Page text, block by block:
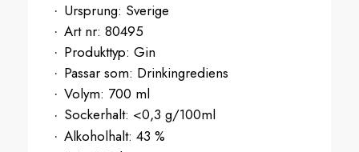
Ursprung: Sverige
Art nr: 80495
Produkttyp: Gin
Passar som: Drinkingrediens
Volym: 700 ml
Sockerhalt: <0,3 g/100ml
Alkoholhalt: 43 %